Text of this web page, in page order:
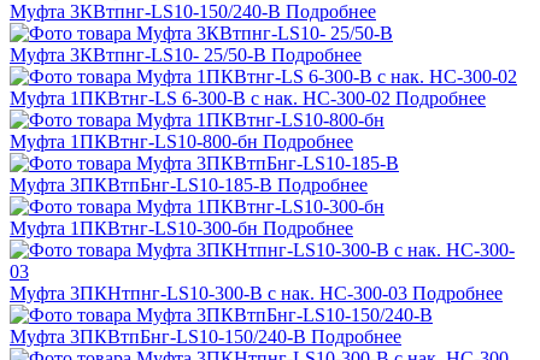
Муфта 3КВтпнг-LS10-150/240-В Подробнее
Муфта 3КВтпнг-LS10- 25/50-В Подробнее
Муфта 1ПКВтнг-LS 6-300-В с нак. НС-300-02 Подробнее
Муфта 1ПКВтнг-LS10-800-бн Подробнее
Муфта 3ПКВтпБнг-LS10-185-В Подробнее
Муфта 1ПКВтнг-LS10-300-бн Подробнее
Муфта 3ПКНтпнг-LS10-300-В с нак. НС-300-03 Подробнее
Муфта 3ПКВтпБнг-LS10-150/240-В Подробнее